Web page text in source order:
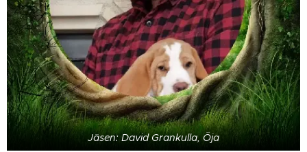
Jäsen: David Grankulla, Öja